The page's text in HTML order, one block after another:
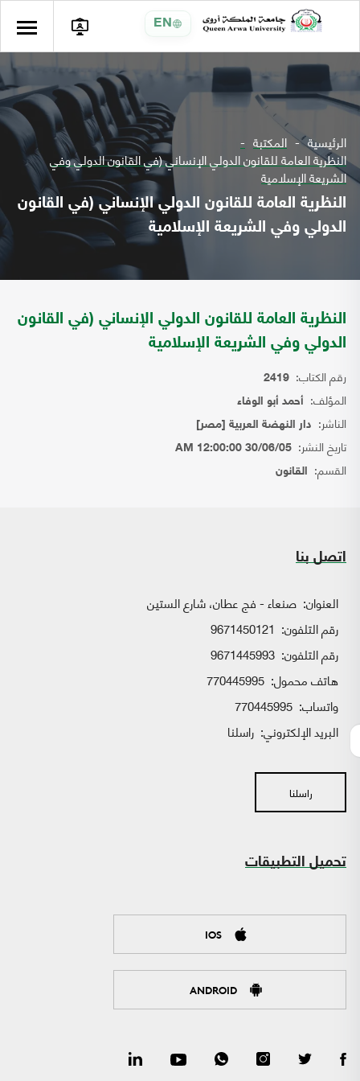
EN
الرئيسية المكتبة
النظرية العامة للقانون الدولي الإنساني (في القانون الدولي وفي
الشريعة الإسلامية
النظرية العامة للقانون الدولي الإنساني (في القانون
الدولي وفي الشريعة الإسلامية
النظرية العامة للقانون الدولي الإنساني (في القانون
الدولي وفي الشريعة الإسلامية
رقم الكتاب: 2419
المؤلف: أحمد أبو الوفاء
الناشر: دار النهضة العربية [مصر]
تاريخ النشر: 30/06/05 12:00:00 AM
القسم: القانون
اتصل بنا
العنوان: صنعاء - فج عطان، شارع الستين
رقم التلفون: 9671450121
رقم التلفون: 9671445993
هاتف محمول: 770445995
واتساب:
البريد الإلكتروني: راسلنا
راسلنا
تحميل التطبيقات
IOS
ANDROID